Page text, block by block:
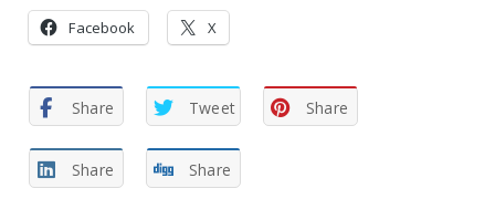
Facebook X
Share Tweet Share
Share Share